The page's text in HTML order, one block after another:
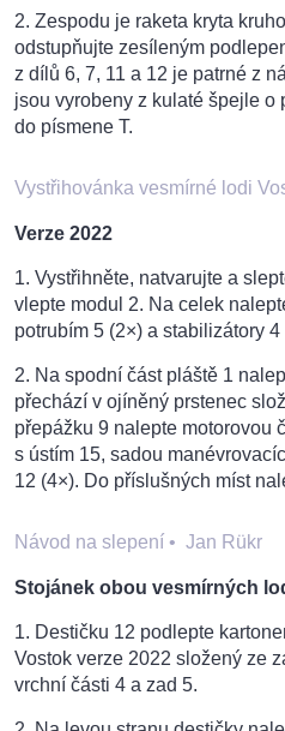
2. Zespodu je raketa kryta
odstupňujte zesíleným
z dílů 6, 7, 11 a 12 je patrné z
jsou vyrobeny z kulaté špejle o
do písmene T.
Vystřihovánka vesmírné lodi
Verze 2022
1. Vystřihněte, natvarujte a
vlepte modul 2. Na celek
potrubím 5 (2×) a stabilizátory 4
2. Na spodní část pláště 1
přechází v ojíněný prstenec
přepážku 9 nalepte motorovou
s ústím 15, sadou
12 (4×). Do příslušných míst
Návod na slepení • Jan Rükr
Stojánek obou vesmírných
1. Destičku 12 podlepte
Vostok verze 2022 složený ze
vrchní části 4 a zad 5.